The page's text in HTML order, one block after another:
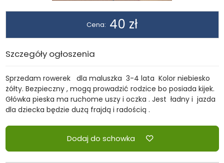
Cena: 40 zł
Szczegóły ogłoszenia
Sprzedam rowerek dla maluszka 3-4 lata Kolor niebiesko
żółty. Bezpieczny , mogą prowadzić rodzice bo posiada kijek.
Główka pieska ma ruchome uszy i oczka . Jest ładny i jazda
dla dziecka będzie dużą frajdą i radością .
Dodaj do schowka